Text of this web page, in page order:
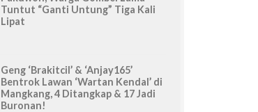
Tuntut “Ganti Untung” Tiga Kali
Lipat
Geng ‘Brakitcil’ & ‘Anjay165’
Bentrok Lawan ‘Wartan Kendal’ di
Mangkang, 4 Ditangkap & 17 Jadi
Buronan!